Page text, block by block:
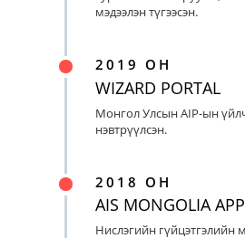
мэдээлэн түгээсэн.
2019 ОН
WIZARD PORTAL
Монгол Улсын AIP-ын
нэвтрүүлсэн.
2018 ОН
AIS MONGOLIA
Нислэгийн гүйцэтгэлийн